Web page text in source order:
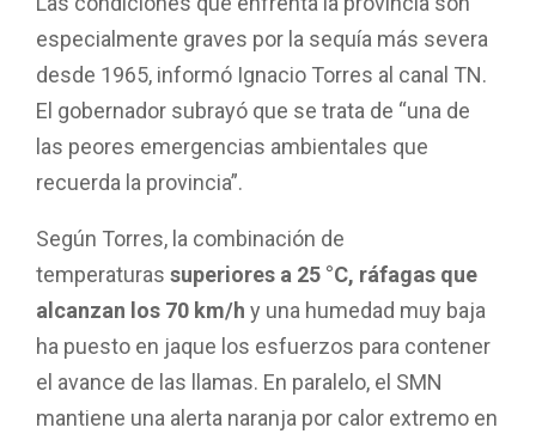
especialmente graves por la sequía más severa
desde 1965, informó Ignacio Torres al canal TN.
El gobernador subrayó que se trata de “una de
las peores emergencias ambientales que
recuerda la provincia”.
Según Torres, la combinación de
temperaturas superiores a 25 °C, ráfagas que
alcanzan los 70 km/h y una humedad muy baja
ha puesto en jaque los esfuerzos para contener
el avance de las llamas. En paralelo, el SMN
mantiene una alerta naranja por calor extremo en